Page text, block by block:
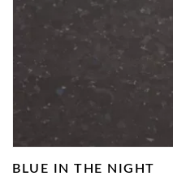
BLUE IN THE NIGHT